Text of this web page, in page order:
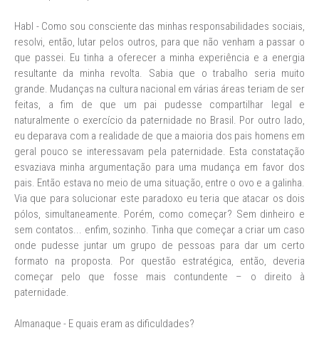
Habl - Como sou consciente das minhas responsabilidades sociais,
resolvi, então, lutar pelos outros, para que não venham a passar o
que passei. Eu tinha a oferecer a minha experiência e a energia
resultante da minha revolta. Sabia que o trabalho seria muito
grande. Mudanças na cultura nacional em várias áreas teriam de ser
feitas, a fim de que um pai pudesse compartilhar legal e
naturalmente o exercício da paternidade no Brasil. Por outro lado,
eu deparava com a realidade de que a maioria dos pais homens em
geral pouco se interessavam pela paternidade. Esta constatação
esvaziava minha argumentação para uma mudança em favor dos
pais. Então estava no meio de uma situação, entre o ovo e a galinha.
Via que para solucionar este paradoxo eu teria que atacar os dois
pólos, simultaneamente. Porém, como começar? Sem dinheiro e
sem contatos... enfim, sozinho. Tinha que começar a criar um caso
onde pudesse juntar um grupo de pessoas para dar um certo
formato na proposta. Por questão estratégica, então, deveria
começar pelo que fosse mais contundente – o direito à
paternidade.
Almanaque - E quais eram as dificuldades?